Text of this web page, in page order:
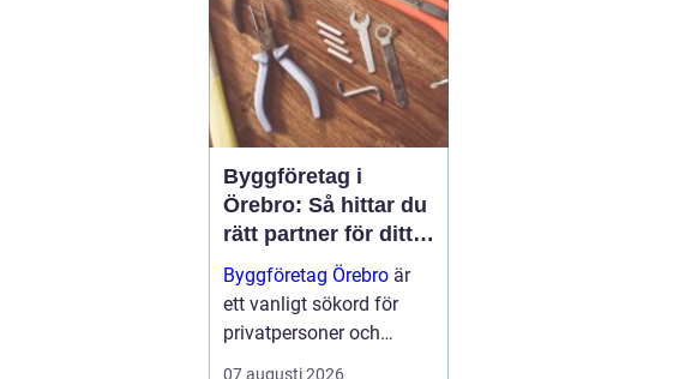
Byggföretag i
Örebro: Så hittar du
rätt partner för ditt
projekt
Byggföretag Örebro är
ett vanligt sökord för
privatpersoner och
företag som planerar att
07 augusti 2026